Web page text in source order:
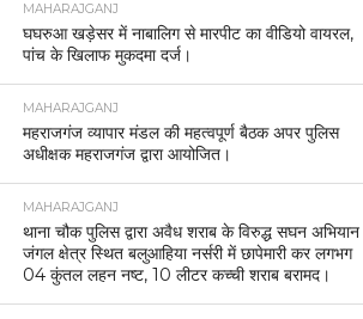
MAHARAJGANJ
घघरुआ खड़ेसर में नाबालिग से मारपीट का वीडियो वायरल,
पांच के खिलाफ मुकदमा दर्ज।
MAHARAJGANJ
महराजगंज व्यापार मंडल की महत्वपूर्ण बैठक अपर पुलिस
अधीक्षक महराजगंज द्वारा आयोजित।
MAHARAJGANJ
थाना चौक पुलिस द्वारा अवैध शराब के विरुद्ध सघन अभियान
जंगल क्षेत्र स्थित बलुआहिया नर्सरी में छापेमारी कर लगभग
04 कुंतल लहन नष्ट, 10 लीटर कच्ची शराब बरामद।